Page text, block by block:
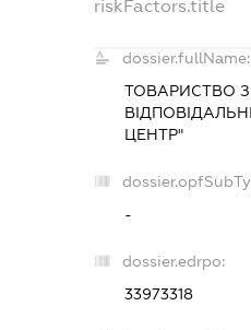
riskFactors.title
dossier.fullName:
ТОВАРИСТВО
ЦЕНТР"
-
dossier.edrpo:
33973318